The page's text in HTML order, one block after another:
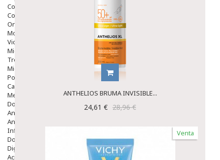
Colirios
Complementos Alimentarios.
Ortopedia - Accesorios
Movilidad
Vida Diaria
Miembro Superior
Tronco
Miembro Inferior
Podología
Calzado
Medicamentos
Dolor E Inflamación
Analgésicos
Anestésicos
Inflamación Articulaciones
Dolor Muscular / Articular
Digestivo
Acidez, Gases Y Ardores
ANTHELIOS BRUMA INVISIBLE...
24,61 € 28,96 €
Venta